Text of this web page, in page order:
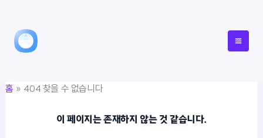
너홈 404 찾을 수 없습니다
이 페이지는 존재하지 않는 것 같습니다.